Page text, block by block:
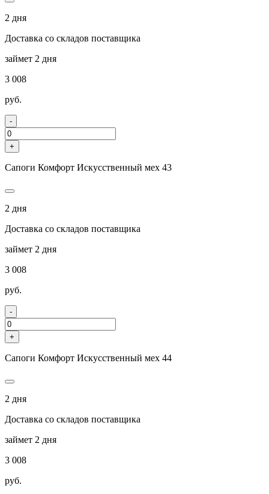
2 дня
Доставка со складов поставщика
займет 2 дня
3 008
руб.
-
+
Сапоги Комфорт Искусственный мех 43
2 дня
Доставка со складов поставщика
займет 2 дня
3 008
руб.
-
+
Сапоги Комфорт Искусственный мех 44
2 дня
Доставка со складов поставщика
займет 2 дня
3 008
руб.